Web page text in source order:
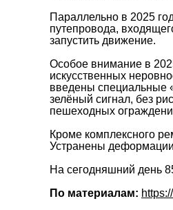
Параллельно в 2025
путепровода,
запустить движение.
Особое внимание в
искусственных
введены специальные
зелёный сигнал, без
пешеходных
Кроме комплексного
Устранены
На сегодняшний день
По материалам: